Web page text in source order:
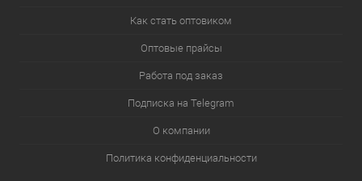
Как стать оптовиком
Оптовые прайсы
Работа под заказ
Подписка на Telegram
О компании
Политика конфиденциальности